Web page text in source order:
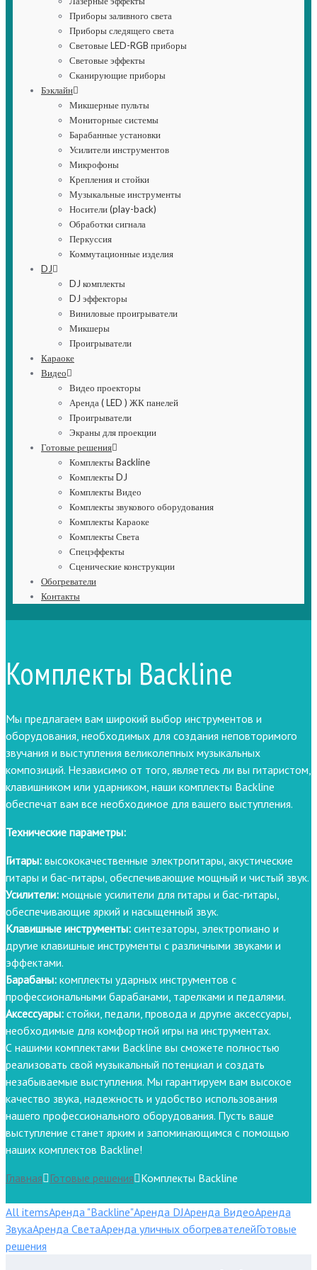
Приборы заливного света
Приборы следящего света
Световые LED-RGB приборы
Световые эффекты
Сканирующие приборы
Бэклайн
Микшерные пульты
Мониторные системы
Барабанные установки
Усилители инструментов
Микрофоны
Крепления и стойки
Музыкальные инструменты
Носители (play-back)
Обработки сигнала
Перкуссия
Коммутационные изделия
DJ
DJ комплекты
DJ эффекторы
Виниловые проигрыватели
Микшеры
Проигрыватели
Караоке
Видео
Видео проекторы
Аренда ( LED ) ЖК панелей
Проигрыватели
Экраны для проекции
Готовые решения
Комплекты Backline
Комплекты DJ
Комплекты Видео
Комплекты звукового оборудования
Комплекты Караоке
Комплекты Света
Спецэффекты
Сценические конструкции
Обогреватели
Контакты
Комплекты Backline
Мы предлагаем вам широкий выбор инструментов и
оборудования, необходимых для создания неповторимого
звучания и выступления великолепных музыкальных
композиций. Независимо от того, являетесь ли вы гитаристом,
клавишником или ударником, наши комплекты Backline
обеспечат вам все необходимое для вашего выступления.
Технические параметры:
Гитары: высококачественные электрогитары, акустические
гитары и бас-гитары, обеспечивающие мощный и чистый звук.
Усилители: мощные усилители для гитары и бас-гитары,
обеспечивающие яркий и насыщенный звук.
Клавишные инструменты: синтезаторы, электропиано и
другие клавишные инструменты с различными звуками и
эффектами.
Барабаны: комплекты ударных инструментов с
профессиональными барабанами, тарелками и педалями.
Аксессуары: стойки, педали, провода и другие аксессуары,
необходимые для комфортной игры на инструментах.
С нашими комплектами Backline вы сможете полностью
реализовать свой музыкальный потенциал и создать
незабываемые выступления. Мы гарантируем вам высокое
качество звука, надежность и удобство использования
нашего профессионального оборудования. Пусть ваше
выступление станет ярким и запоминающимся с помощью
наших комплектов Backline!
Главная
Готовые решения Комплекты Backline
All itemsАренда "Backline"Аренда DJАренда ВидеоАренда
ЗвукаАренда СветаАренда уличных обогревателейГотовые
решения